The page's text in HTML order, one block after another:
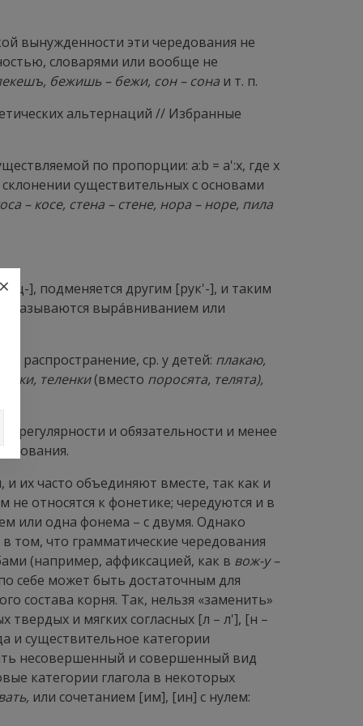
вынужденности эти чередования не
словарями или вообще не
бежишь – бежи, сон – сона и т. п.
альтернаций // Избранные
по пропорции: а:b = а':х, где х
существительных с основами
– косе, стена – стене, нора – норе, пила
], подменяется другим [рук'-], и таким
называются вырáвниванием или
распространение, ср. у детей: плакаю,
теленки(вместо поросята, телята),
регулярности и обязательности и менее
их часто объединяют вместе, так как и
относятся к фонетике; чередуются и в
или одна фонема – с двумя. Однако
том, что грамматические чередования
(например, аффиксацией, как в вож-у –
себе может быть достаточным для
состава корня. Так, нельзя «заменить»
твердых и мягких согласных [л – л'], [н –
и существительное категории
несовершенный и совершенный вид
категории глагола в некоторых
или сочетанием [им], [ин] с нулем:
×